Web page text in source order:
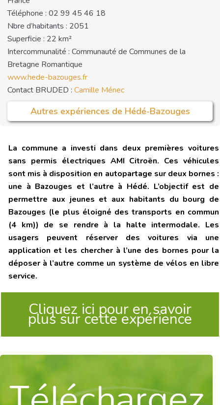
Téléphone : 02 99 45 46 18
Nbre d’habitants : 2051
Superficie : 22 km²
Intercommunalité : Communauté de Communes de la
Bretagne Romantique
www.hede-bazouges.fr
Contact BRUDED : Camille Ménec
Autres expériences de Hédé-Bazouges
La commune a investi dans deux premières voitures
sans permis électriques AMI Citroën. Ces véhicules
sont mis à disposition en autopartage sur deux bornes :
une à Bazouges et l’autre à Hédé. L’objectif est de
permettre aux jeunes et aux habitants du bourg de
Bazouges (le plus éloigné des transports en commun
(4 km)) de se rendre à la halte intermodale. Les
usagers peuvent réserver des voitures via une
application et les chercher à l’une des bornes pour la
déposer à l’autre comme un système de vélos en libre
service.
Cliquez ici pour en savoir
plus sur cette expérience